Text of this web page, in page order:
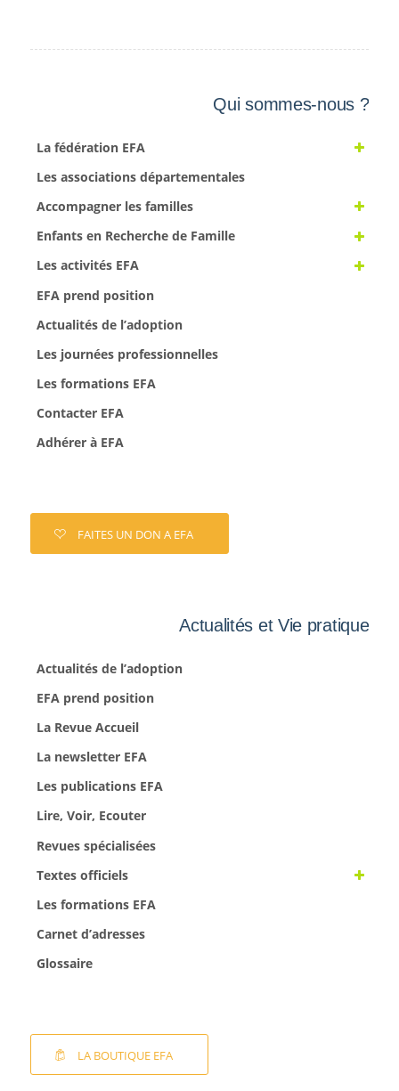
Qui sommes-nous ?
La fédération EFA
Les associations départementales
Accompagner les familles
Enfants en Recherche de Famille
Les activités EFA
EFA prend position
Actualités de l’adoption
Les journées professionnelles
Les formations EFA
Contacter EFA
Adhérer à EFA
FAITES UN DON A EFA
Actualités et Vie pratique
Actualités de l’adoption
EFA prend position
La Revue Accueil
La newsletter EFA
Les publications EFA
Lire, Voir, Ecouter
Revues spécialisées
Textes officiels
Les formations EFA
Carnet d’adresses
Glossaire
LA BOUTIQUE EFA